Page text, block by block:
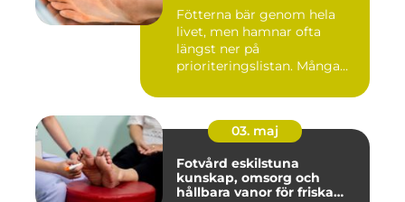
Fötterna bär genom hela
livet, men hamnar ofta
längst ner på
prioriteringslistan. Många
03. maj
Fotvård eskilstuna
kunskap, omsorg och
hållbara vanor för friska